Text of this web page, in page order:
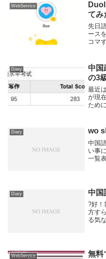
WebService
てみ
先日
ース
コマ
めて
長か
スを
Diary
中国
の3
最近
が現
ため
ける
式
て、
Diary wo
中国
い事
一覧
な
る。
Diary 中国
?好！
方す
る気
読み
幸...
WebService
無料